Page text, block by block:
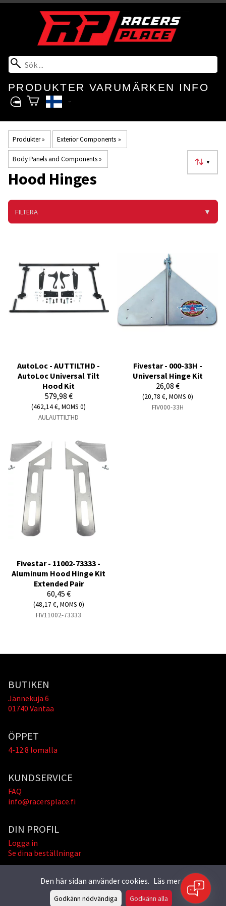
PRODUKTER VARUMÄRKEN INFO
Produkter‪» Exterior Components ‪»
Body Panels and Components‪» ▼
Hood Hinges
FILTERA ▼
AutoLoc - AUTTILTHD -
AutoLoc Universal Tilt
Hood Kit
579,98 €
(462,14 €, MOMS 0)
AULAUTTILTHD
Fivestar - 000-33H -
Universal Hinge Kit
26,08 €
(20,78 €, MOMS 0)
FIV000-33H
Fivestar - 11002-73333 -
Aluminum Hood Hinge Kit
Extended Pair
60,45 €
(48,17 €, MOMS 0)
FIV11002-73333
BUTIKEN
Jännekuja 6
01740 Vantaa
ÖPPET
4-12.8 lomalla
KUNDSERVICE
FAQ
info@racersplace.fi
DIN PROFIL
Logga in
Se dina beställningar
Den här sidan använder cookies. Läs mer »
Godkänn nödvändiga Godkänn alla